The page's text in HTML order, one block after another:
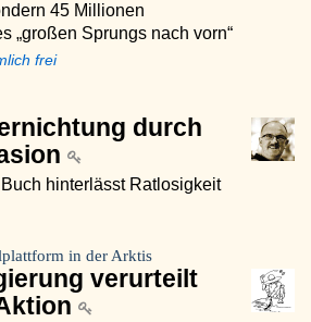
45 Millionen
„großen Sprungs nach vorn“
frei
durch
hinterlässt Ratlosigkeit
in der Arktis
verurteilt